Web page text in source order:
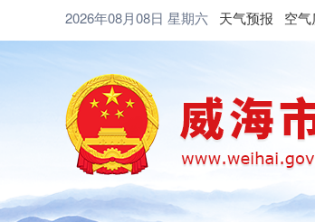
2026年08月08日 星期六 天气预报 空